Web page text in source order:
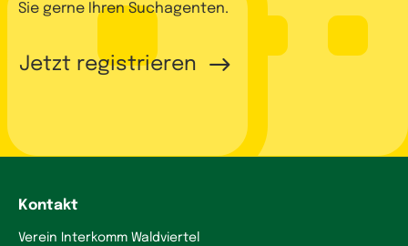
Sie gerne Ihren Suchagenten.
Jetzt registrieren
Kontakt
Verein Interkomm Waldviertel